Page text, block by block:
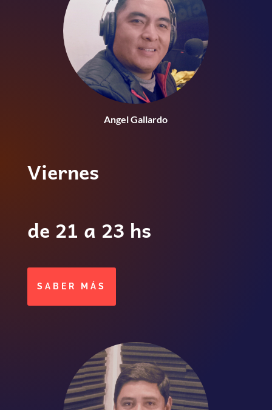
Angel Gallardo
Viernes
de 21 a 23 hs
SABER MÁS